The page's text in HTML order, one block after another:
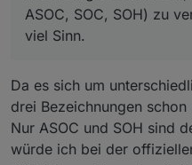
...
Schöner Wohnen:
in RSCPGui
nicht sicher was
so.
Aber ich gebe dir
SOC, SOH) zu
abweicht. (Btw, in
der offiziellen Liste
publizierte Tag-Liste
AC_REACTIVEPOWER
danke!
ASOC, SOC, SOH) zu
viel Sinn.
Da es sich um
drei Bezeichnungen schon
Nur ASOC und SOH sind
würde ich bei der